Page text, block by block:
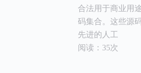
合法用于商业用
码集合。这些源
先进的人工
阅读：35次